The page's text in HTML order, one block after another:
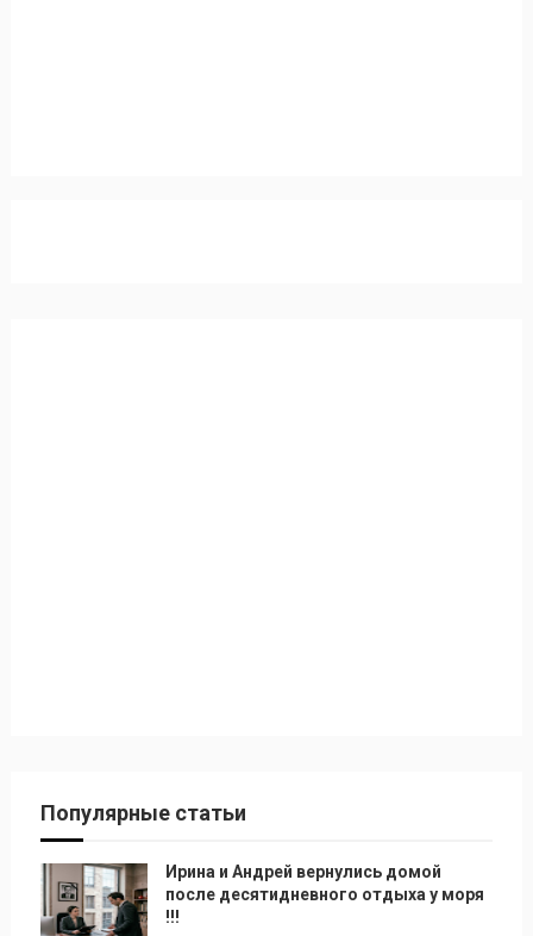
Популярные статьи
Ирина и Андрей вернулись домой
после десятидневного отдыха у моря
!!!